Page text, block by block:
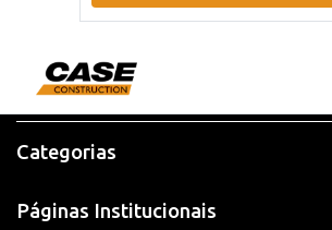
Categorias
Páginas Institucionais